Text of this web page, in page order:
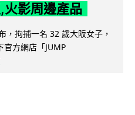
火影周邊產品
，拘捕一名 32 歲大阪女子，
方網店「JUMP